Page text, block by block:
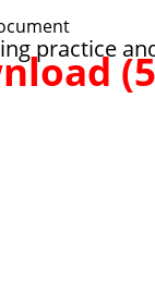
practice